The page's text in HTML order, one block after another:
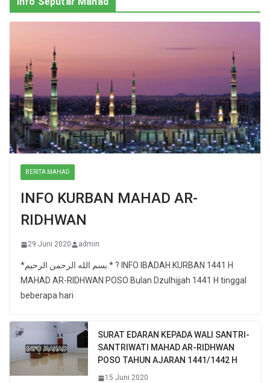
BERITA MAHAD
INFO KURBAN MAHAD AR-
RIDHWAN
29 Juni 2020 admin
*بسم الله الرحمن الرحيم.* ? INFO IBADAH KURBAN 1441 H
MAHAD AR-RIDHWAN POSO Bulan Dzulhijjah 1441 H tinggal
beberapa hari
SURAT EDARAN KEPADA WALI SANTRI-
SANTRIWATI MAHAD AR-RIDHWAN
POSO TAHUN AJARAN 1441/1442 H
15 Juni 2020